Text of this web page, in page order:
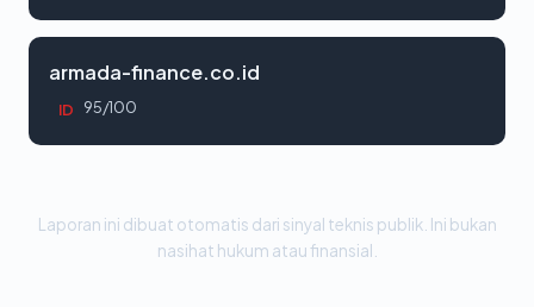
armada-finance.co.id
ID 95/100
Laporan ini dibuat otomatis dari sinyal teknis publik. Ini bukan
nasihat hukum atau finansial.